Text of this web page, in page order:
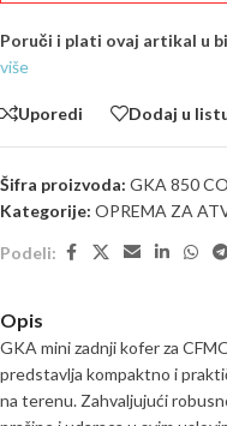
Poruči i plati ovaj artikal u
više
Uporedi Dodaj u
Šifra proizvoda: GKA 850
Kategorije: OPREMA ZA
Podeli:
Opis
GKA mini zadnji kofer za
predstavlja kompaktno i
na terenu. Zahvaljujući